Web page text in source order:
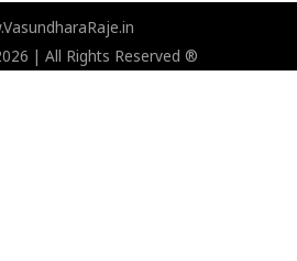
| All Rights Reserved ®